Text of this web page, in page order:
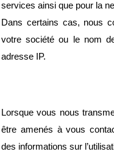
services ainsi que pour la
Dans certains cas, nous
votre société ou le nom
adresse IP.
Lorsque vous nous
être amenés à vous
des informations sur